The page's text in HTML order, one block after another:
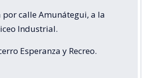
calle Amunátegui, a la
Industrial.
Esperanza y Recreo.